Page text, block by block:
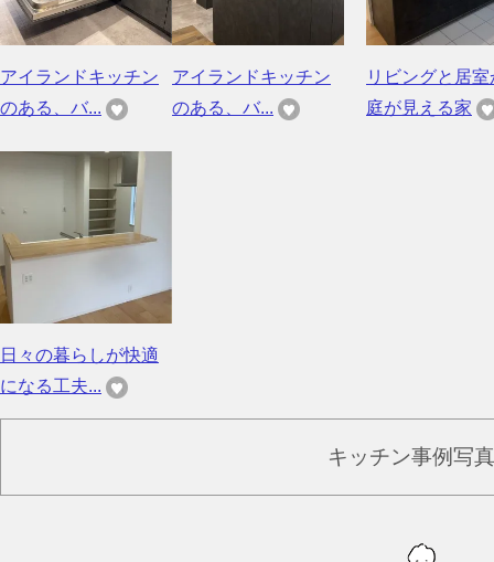
アイランドキッチン
のある、バ...
アイランドキッチン
のある、バ...
リビングと居室
庭が見える家
日々の暮らしが快適
になる工夫...
キッチン事例写